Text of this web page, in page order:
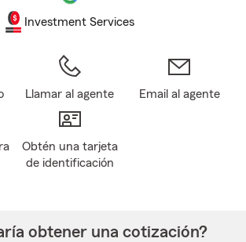
Investment Services
Llamar al agente Email al agente
Obtén una tarjeta
de identificación
obtener una cotización?